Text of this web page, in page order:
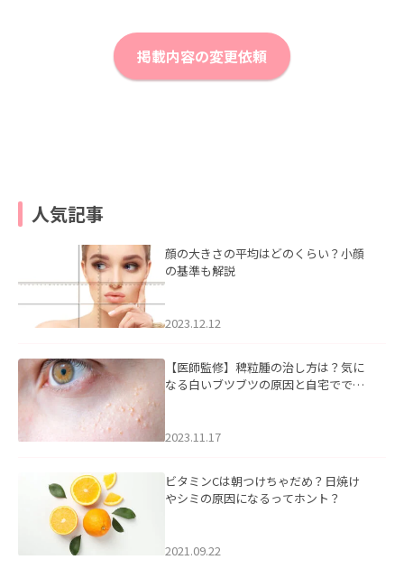
掲載内容の変更依頼
人気記事
顔の大きさの平均はどのくらい？小顔
の基準も解説
2023.12.12
【医師監修】稗粒腫の治し方は？気に
なる白いブツブツの原因と自宅ででき
2023.11.17
ビタミンCは朝つけちゃだめ？日焼け
やシミの原因になるってホント？
2021.09.22